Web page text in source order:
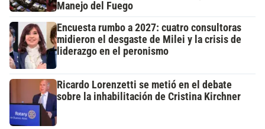
Manejo del Fuego
Encuesta rumbo a 2027: cuatro consultoras
midieron el desgaste de Milei y la crisis de
liderazgo en el peronismo
Ricardo Lorenzetti se metió en el debate
sobre la inhabilitación de Cristina Kirchner